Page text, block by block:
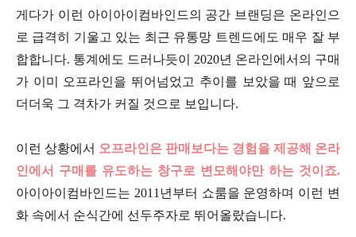
게다가 이런 아이아이컴바인드의 공간 브랜딩은 온라인으
로 급격히 기울고 있는 최근 유통망 트렌드에도 매우 잘 부
합합니다. 통계에도 드러나듯이 2020년 온라인에서의 구매
가 이미 오프라인을 뛰어넘었고 추이를 보았을 때 앞으로
더더욱 그 격차가 커질 것으로 보입니다.
이런 상황에서 오프라인은 판매보다는 경험을 제공해 온라
인에서 구매를 유도하는 창구로 변모해야만 하는 것이죠.
아이아이컴바인드는 2011년부터 쇼룸을 운영하며 이런 변
화 속에서 순식간에 선두주자로 뛰어올랐습니다.